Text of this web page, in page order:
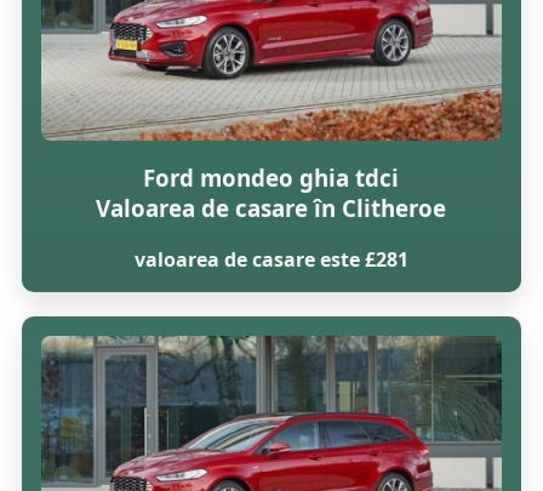
Ford mondeo ghia tdci
Valoarea de casare în Clitheroe
valoarea de casare este £281